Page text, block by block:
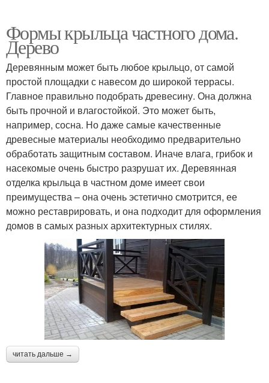
Формы крыльца частного дома.
Дерево
Деревянным может быть любое крыльцо, от самой
простой площадки с навесом до широкой террасы.
Главное правильно подобрать древесину. Она должна
быть прочной и влагостойкой. Это может быть,
например, сосна. Но даже самые качественные
древесные материалы необходимо предварительно
обработать защитным составом. Иначе влага, грибок и
насекомые очень быстро разрушат их. Деревянная
отделка крыльца в частном доме имеет свои
преимущества – она очень эстетично смотрится, ее
можно реставрировать, и она подходит для оформления
домов в самых разных архитектурных стилях.
читать дальше →